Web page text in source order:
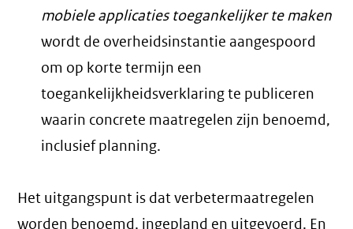
mobiele applicaties toegankelijker te maken
wordt de overheidsinstantie aangespoord
om op korte termijn een
toegankelijkheidsverklaring te publiceren
waarin concrete maatregelen zijn benoemd,
inclusief planning.
Het uitgangspunt is dat verbetermaatregelen
worden benoemd, ingepland en uitgevoerd. En